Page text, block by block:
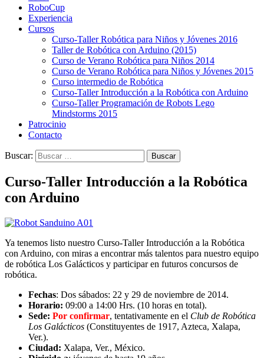
RoboCup
Experiencia
Cursos
Curso-Taller Robótica para Niños y Jóvenes 2016
Taller de Robótica con Arduino (2015)
Curso de Verano Robótica para Niños 2014
Curso de Verano Robótica para Niños y Jóvenes 2015
Curso intermedio de Robótica
Curso-Taller Introducción a la Robótica con Arduino
Curso-Taller Programación de Robots Lego
Mindstorms 2015
Patrocinio
Contacto
Buscar:
Curso-Taller Introducción a la Robótica
con Arduino
Ya tenemos listo nuestro Curso-Taller Introducción a la Robótica
con Arduino, con miras a encontrar más talentos para nuestro equipo
de robótica Los Galácticos y participar en futuros concursos de
robótica.
Fechas: Dos sábados: 22 y 29 de noviembre de 2014.
Horario: 09:00 a 14:00 Hrs. (10 horas en total).
Sede: Por confirmar, tentativamente en el Club de Robótica
Los Galácticos (Constituyentes de 1917, Azteca, Xalapa,
Ver.).
Ciudad: Xalapa, Ver., México.